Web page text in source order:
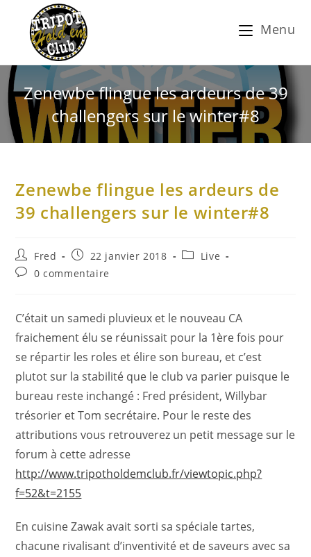
Menu
Zenewbe flingue les ardeurs de 39
challengers sur le winter#8
Zenewbe flingue les ardeurs de
39 challengers sur le winter#8
Fred 22 janvier 2018
Live
0 commentaire
C’était un samedi pluvieux et le nouveau CA
fraichement élu se réunissait pour la 1ère fois pour
se répartir les roles et élire son bureau, et c’est
plutot sur la stabilité que le club va parier puisque le
bureau reste inchangé : Fred président, Willybar
trésorier et Tom secrétaire. Pour le reste des
attributions vous retrouverez un petit message sur le
forum à cette adresse
http://www.tripotholdemclub.fr/viewtopic.php?
f=52&t=2155
En cuisine Zawak avait sorti sa spéciale tartes,
chacune rivalisant d’inventivité et de saveurs avec sa